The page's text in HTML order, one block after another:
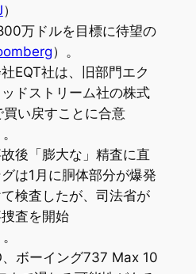
）
万ドルを目標に待望の
）。
EQT社は、旧部門エク
ドストリーム社の株式
い戻すことに合意
後「膨大な」精査に直
は1月に胴体部分が爆発
検査したが、司法省が
査を開始
、ボーイング737 Max 10